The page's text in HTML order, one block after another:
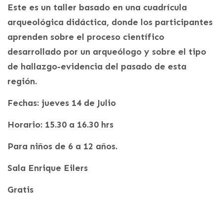
Este es un taller basado en una cuadrícula
arqueológica didáctica, donde los participantes
aprenden sobre el proceso científico
desarrollado por un arqueólogo y sobre el tipo
de hallazgo-evidencia del pasado de esta
región.
Fechas: jueves 14 de Julio
Horario: 15.30 a 16.30 hrs
Para niños de 6 a 12 años.
Sala Enrique Eilers
Gratis